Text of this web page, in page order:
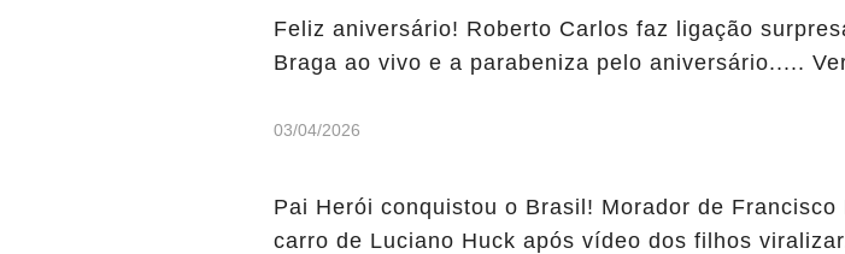
Feliz aniversário! Roberto Carlos faz ligação
Braga ao vivo e a parabeniza pelo aniversário.....
03/04/2026
Pai Herói conquistou o Brasil! Morador de Francisco
carro de Luciano Huck após vídeo dos filhos